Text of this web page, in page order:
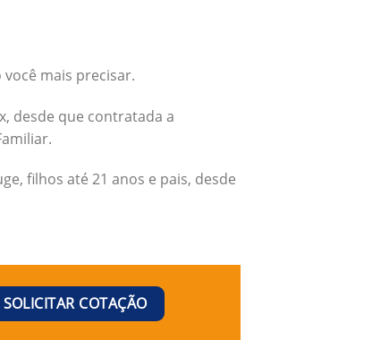
mais precisar.
desde que contratada a
filhos até 21 anos e pais, desde
SOLICITAR COTAÇÃO